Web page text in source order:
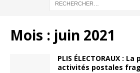
Mois : juin 2021
PLIS ÉLECTORAUX :
activités postales